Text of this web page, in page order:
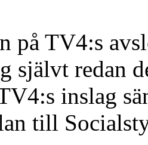
på TV4:s
självt redan
inslag
till